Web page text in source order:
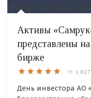
Активы
представлены
бирже
1 017
День инвестора АО